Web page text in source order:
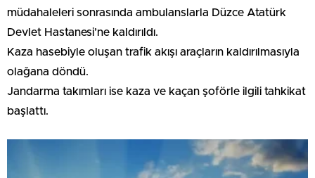
müdahaleleri sonrasında ambulanslarla Düzce Atatürk
Devlet Hastanesi’ne kaldırıldı.
Kaza hasebiyle oluşan trafik akışı araçların kaldırılmasıyla
olağana döndü.
Jandarma takımları ise kaza ve kaçan şoförle ilgili tahkikat
başlattı.